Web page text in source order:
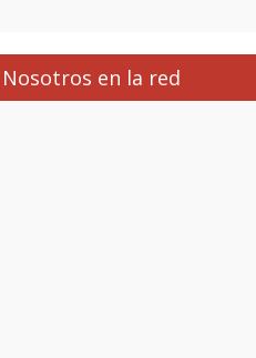
Nosotros en la red